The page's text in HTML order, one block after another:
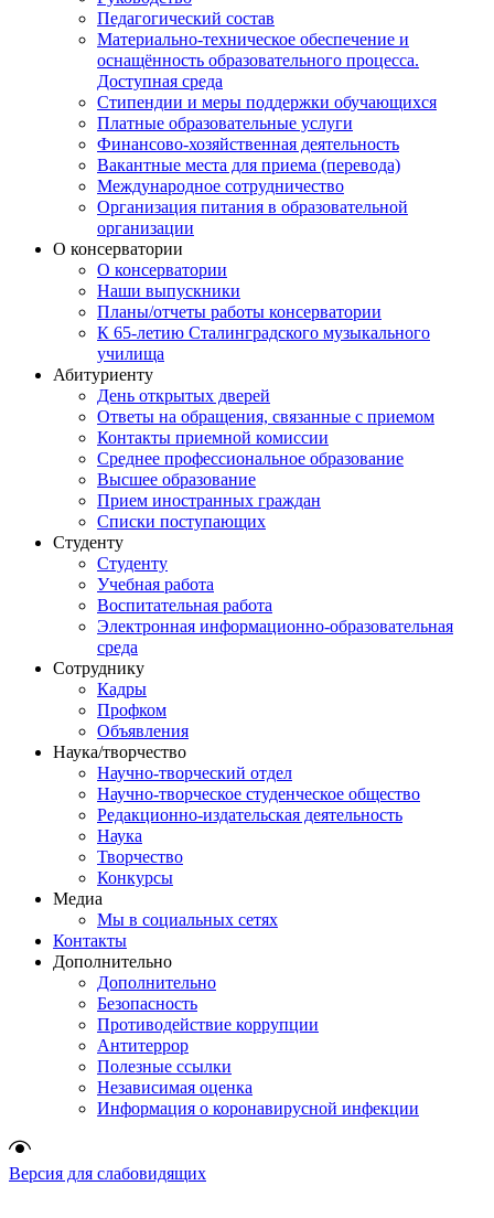
Педагогический состав
Материально-техническое обеспечение и
оснащённость образовательного процесса.
Доступная среда
Стипендии и меры поддержки обучающихся
Платные образовательные услуги
Финансово-хозяйственная деятельность
Вакантные места для приема (перевода)
Международное сотрудничество
Организация питания в образовательной
организации
О консерватории
О консерватории
Наши выпускники
Планы/отчеты работы консерватории
К 65-летию Сталинградского музыкального
училища
Абитуриенту
День открытых дверей
Ответы на обращения, связанные с приемом
Контакты приемной комиссии
Среднее профессиональное образование
Высшее образование
Прием иностранных граждан
Списки поступающих
Студенту
Студенту
Учебная работа
Воспитательная работа
Электронная информационно-образовательная
среда
Сотруднику
Кадры
Профком
Объявления
Наука/творчество
Научно-творческий отдел
Научно-творческое студенческое общество
Редакционно-издательская деятельность
Наука
Творчество
Конкурсы
Медиа
Мы в социальных сетях
Контакты
Дополнительно
Дополнительно
Безопасность
Противодействие коррупции
Антитеррор
Полезные ссылки
Независимая оценка
Информация о коронавирусной инфекции
Версия для слабовидящих